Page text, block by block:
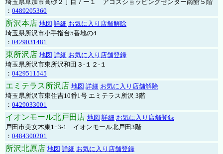
埼玉県草加市高砂２丁目７ー１ アコスショッピングセンター南館５階
： 0489205360
所沢本店 地図 詳細 お気に入り店舗解除
埼玉県所沢市小手指台5番地の4
： 0429031481
東所沢店 地図 詳細 お気に入り店舗登録
埼玉県所沢市東所沢和田３-１２-１
： 0429511545
エミテラス所沢店 地図 詳細 お気に入り店舗解除
埼玉県所沢市東住吉10番1号 エミテラス所沢 3階
： 0429033001
イオンモール北戸田店 地図 詳細 お気に入り店舗登録
戸田市美女木東1ｰ3‐1 イオンモール北戸田3階
： 0484300201
所沢北原店 地図 詳細 お気に入り店舗登録